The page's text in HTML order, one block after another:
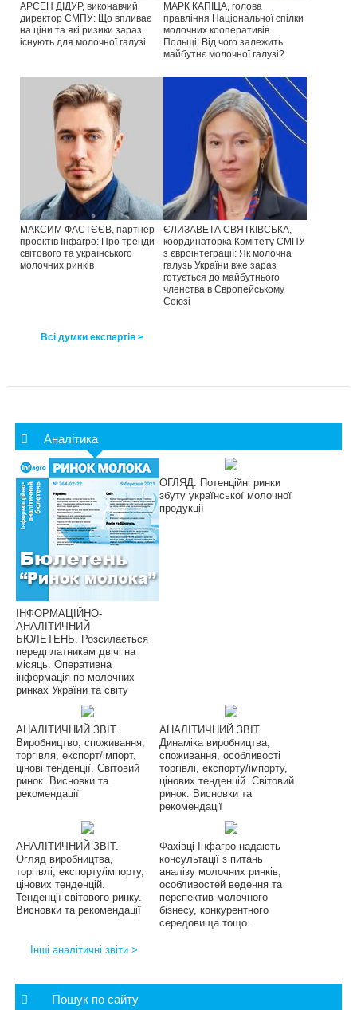
АРСЕН ДІДУР, виконавчий
директор СМПУ: Що впливає
на ціни та які ризики зараз
існують для молочної галузі
МАРК КАПІЦА, голова
правління Національної спілки
молочних кооперативів
Польщі: Від чого залежить
майбутнє молочної галузі?
МАКСИМ ФАСТЄЄВ, партнер
проектів Інфагро: Про тренди
світового та українського
молочних ринків
ЄЛИЗАВЕТА СВЯТКІВСЬКА,
координаторка Комітету СМПУ
з євроінтеграції: Як молочна
галузь України вже зараз
готується до майбутнього
членства в Європейському
Союзі
Всі думки експертів >
Аналітика
ІНФОРМАЦІЙНО-
АНАЛІТИЧНИЙ
БЮЛЕТЕНЬ. Розсилається
передплатникам двічі на
місяць. Оперативна
інформація по молочних
ринках України та світу
ОГЛЯД. Потенційні ринки
збуту української молочної
продукції
АНАЛІТИЧНИЙ ЗВІТ.
Виробництво, споживання,
торгівля, експорт/імпорт,
цінові тенденції. Світовий
ринок. Висновки та
рекомендації
АНАЛІТИЧНИЙ ЗВІТ.
Динаміка виробництва,
споживання, особливості
торгівлі, експорту/імпорту,
цінових тенденцій. Світовий
ринок. Висновки та
рекомендації
АНАЛІТИЧНИЙ ЗВІТ.
Огляд виробництва,
торгівлі, експорту/імпорту,
цінових тенденцій.
Тенденції світового ринку.
Висновки та рекомендації
Фахівці Інфагро надають
консультації з питань
аналізу молочних ринків,
особливостей ведення та
перспектив молочного
бізнесу, конкурентного
середовища тощо.
Інші аналітичні звіти >
Пошук по сайту